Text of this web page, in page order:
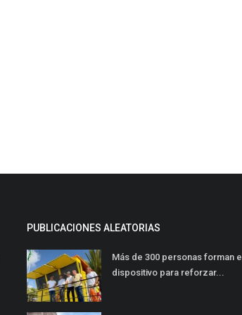
PUBLICACIONES ALEATORIAS
Más de 300 personas forman el
dispositivo para reforzar...